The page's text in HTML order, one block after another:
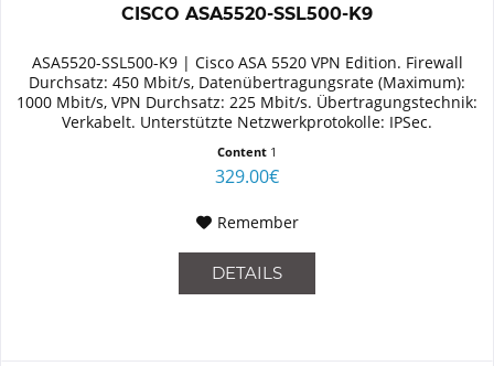
CISCO ASA5520-SSL500-K9
ASA5520-SSL500-K9 | Cisco ASA 5520 VPN Edition. Firewall
Durchsatz: 450 Mbit/s, Datenübertragungsrate (Maximum):
1000 Mbit/s, VPN Durchsatz: 225 Mbit/s. Übertragungstechnik:
Verkabelt. Unterstützte Netzwerkprotokolle: IPSec.
Content 1
329.00€
Remember
DETAILS